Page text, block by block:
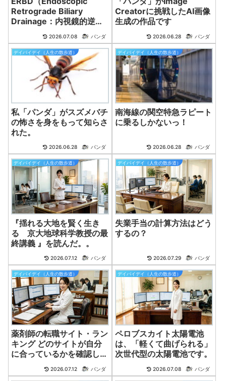
Retrograde Biliary
Drainage：内視鏡的逆行
性胆管ドレナージ）とは？
2026.07.08 パンダ
Creatorに挑戦したAI画像
生成の作品です
2026.06.28 パンダ
デイバイデイ（人生の散歩道）
私「パンダ」がスズメバチ
の怖さを身をもって知らさ
れた。
2026.06.28 パンダ
デイバイデイ（人生の散歩道）
南海線の関空特急ラピート
に乗るしかないっ！
2026.06.28 パンダ
デイバイデイ（人生の散歩道）
『揺れる大地を賢く生き
る 京大地球科学教授の最
終講義 』を読んだ。。
2026.07.12 パンダ
デイバイデイ（人生の散歩道）
失業手当の計算方法はどう
するの？
2026.07.29 パンダ
デイバイデイ（人生の散歩道）
薬剤師の転職サイト・ラン
キング どのサイトが自分
に合っているかを確認し、
複数のサイトに登録して比
較するのも良い方法です。
2026.07.12 パンダ
デイバイデイ（人生の散歩道）
ペロブスカイト太陽電池
は、「軽くて曲げられる」
次世代型の太陽電池です。
2026.07.08 パンダ